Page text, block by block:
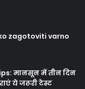
zagotoviti varno
मानसून में तीन दिन
ये जरूरी टेस्ट